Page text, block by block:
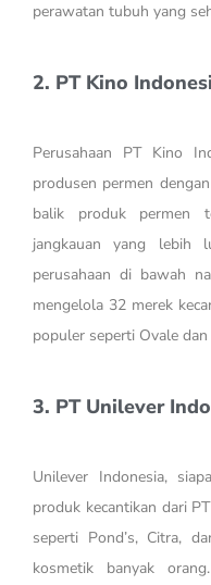
perawatan tubuh yang
2. PT Kino
Perusahaan PT Kino
produsen permen
balik produk permen
jangkauan yang lebih
perusahaan di bawah
mengelola 32 merek
populer seperti Ovale dan
3. PT Unilever
Unilever Indonesia,
produk kecantikan dari
seperti Pond’s, Citra,
kosmetik banyak